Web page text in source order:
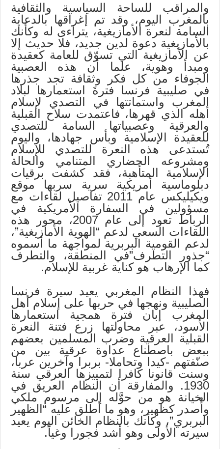
والمراقب للساحة السياسية والثقافية
بالمغرب اليوم، وقد تم إغراقها بالدعاية
السامة لنعرة الأمازيغية، يتراءى له وكأنك
بالأمازيغية دعوة لدين جديد، فلا حديث إلا
عن الأمازيغية التي تسوّق للعامة كعقيدة
ومبدأ وهوية، علما أن هذه العصبية
الجوفاء من كل فكر وثقافة تجد جذرها
في صليبية فرنسا فترةَ استعمارها لبلاد
المغرب واستماتتها في التصدي لإسلام
أهله الذي قهرها، فاعتمدت سلاح القبلية
والعرقية وعصبياتها السامة للتصدي
للعقيدة الإسلامية وبأس جهادها، واليوم
تُستدعى هذه النعرة للتصدي للإسلام
ومشروعه الحضاري المتنامي والحالة
الإسلامية المتأهبة، فقد كشفت برقيات
دبلوماسية أمريكية سرية سربها موقع
ويكيليكس عام 2011 تفاصيل لقاءات مع
مسؤولين في السفارة الأمريكية في
الرباط تعود إلى عام 2007، محور هذه
اللقاءات السعي لدعم “الهوية الأمازيغية”،
لدعم القومية البربرية لمواجهة ما أسموه
“جذور التطرف”في المنطقة، والتطرف
كما الإرهاب هو كناية غربية للإسلام.
فهذا النظام المغربي يعيد سيرة فرنسا
الصليبية ونهجها في حربها على إسلام أهل
المغرب إبان فترة همجية استعمارها
الأسود، عبر محاولتها زرع فتنة النعرة
القبلية العرقية وضرب المسلمين بعضهم
ببعض باصطناع عداوة عرقية بين من
صنّفتهم -كيدا وتحاملا- بربرا وآخرين عربا،
وسنت قانونا كافرا لتمييزها العرقي سنة
1930. والمفارقة أن النظام العريق في
الخيانة هو من حوَّله إلى مرسوم ملكي
وأُصدر كظهير، وهو ما أطلق عليه “الظهير
البربري”، وكأنك بالنظام الخائن اليوم يعيد
سيرته الأولى وهو أشد فجورا وغياً.